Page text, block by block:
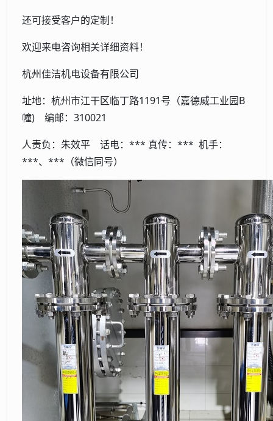
还可接受客户的定制！
欢迎来电咨询相关详细资料！
杭州佳洁机电设备有限公司
址地：杭州市江干区临丁路1191号（嘉德威工业园B
幢) 编邮：310021
人责负：朱效平 话电：*** 真传：*** 机手：
***、***（微信同号）